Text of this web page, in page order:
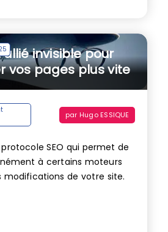
invisible pour
vos pages plus vite
par Hugo ESSIQUE
SEO qui permet de
à certains moteurs
modifications de votre site.